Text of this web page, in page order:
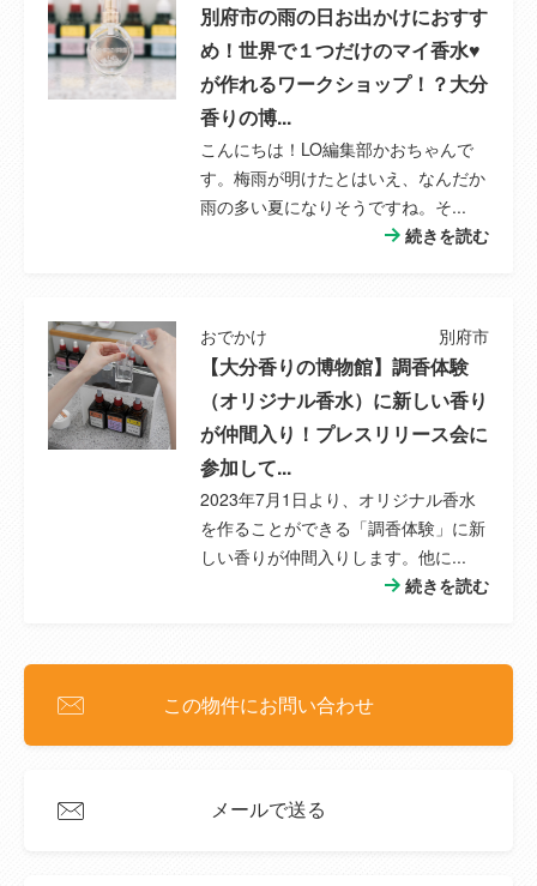
次回更新予定
日
2026年08月09日
2026年08月09日
別府市の雨の日お出かけにおすす
め！世界で１つだけのマイ香水♥
が作れるワークショップ！？大分
香りの博...
こんにちは！LO編集部かおちゃんで
す。梅雨が明けたとはいえ、なんだか
雨の多い夏になりそうですね。そ...
続きを読む
おでかけ 別府市
【大分香りの博物館】調香体験
（オリジナル香水）に新しい香り
が仲間入り！プレスリリース会に
参加して...
2023年7月1日より、オリジナル香水
を作ることができる「調香体験」に新
しい香りが仲間入りします。他に...
続きを読む
この物件にお問い合わせ
メールで送る